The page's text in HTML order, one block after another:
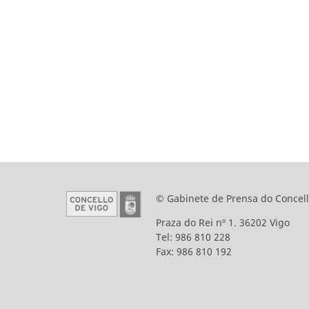
© Gabinete de Prensa do
Praza do Rei nº 1. 36202 Vigo
Tel: 986 810 228
Fax: 986 810 192